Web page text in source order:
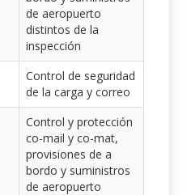
de aeropuerto
distintos de la
inspección
Control de seguridad
de la carga y correo
Control y protección
co-mail y co-mat,
provisiones de a
bordo y suministros
de aeropuerto